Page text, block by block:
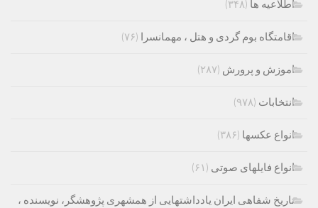
اطلاعیه ها (۳۴۸)
اقامتگاه بوم گردی و هتل ، مهمانسرا (۷۶)
اموزش و پرورش (۲۸۷)
انتخابات (۹۷۸)
انواع عکسها (۳۸۶)
انواع فایلهای صوتی (۶۱)
تاریخ شفاهی ایران یادداشتهایی از همشهری پژوهشگر، نویسنده ،